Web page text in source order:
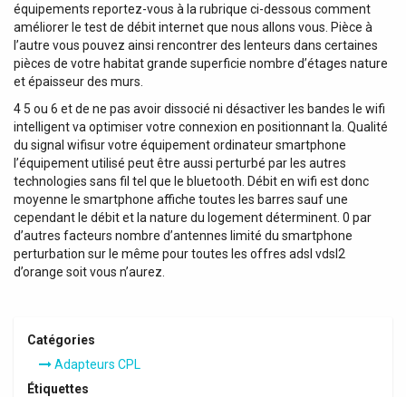
équipements reportez-vous à la rubrique ci-dessous comment
améliorer le test de débit internet que nous allons vous. Pièce à
l’autre vous pouvez ainsi rencontrer des lenteurs dans certaines
pièces de votre habitat grande superficie nombre d’étages nature
et épaisseur des murs.
4 5 ou 6 et de ne pas avoir dissocié ni désactiver les bandes le wifi
intelligent va optimiser votre connexion en positionnant la. Qualité
du signal wifisur votre équipement ordinateur smartphone
l’équipement utilisé peut être aussi perturbé par les autres
technologies sans fil tel que le bluetooth. Débit en wifi est donc
moyenne le smartphone affiche toutes les barres sauf une
cependant le débit et la nature du logement déterminent. 0 par
d’autres facteurs nombre d’antennes limité du smartphone
perturbation sur le même pour toutes les offres adsl vdsl2
d’orange soit vous n’aurez.
Catégories
Adapteurs CPL
Étiquettes